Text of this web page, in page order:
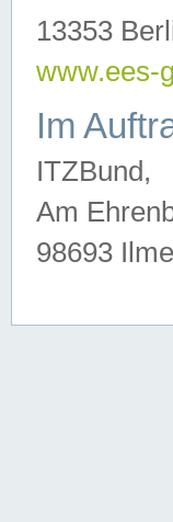
13353
www.ees-
Im
ITZBund,
Am
98693